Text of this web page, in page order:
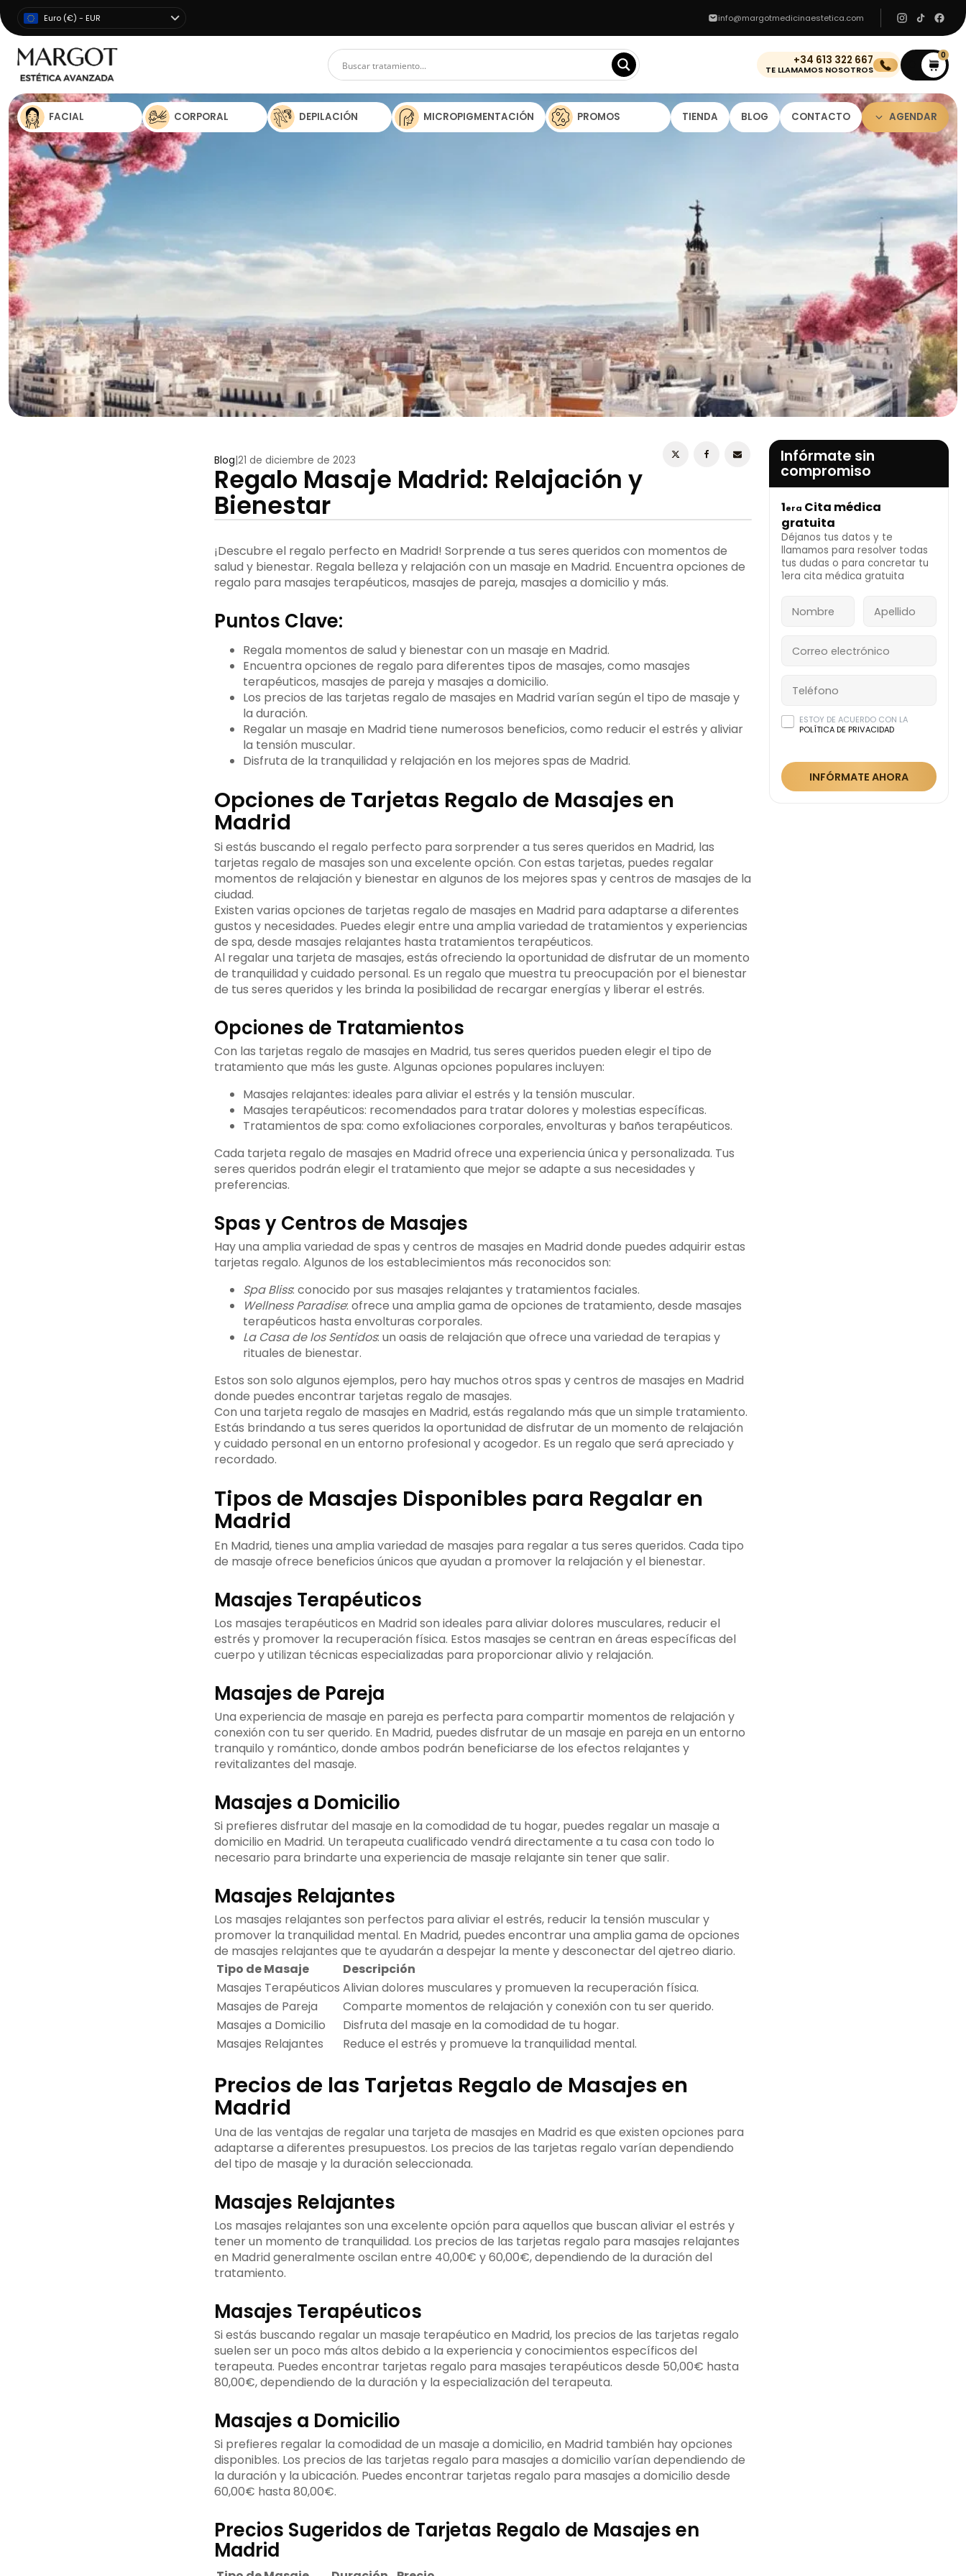
Euro (€) - EUR info@margotmedicinaestetica.com
+34 613 322 667
TE LLAMAMOS NOSOTROS
0
FACIAL CORPORAL DEPILACIÓN MICROPIGMENTACIÓN PROMOS TIENDA BLOG CONTACTO AGENDAR
ESTOY DE ACUERDO CON LAPOLÍTICA DE
PRIVACIDAD
INFÓRMATE AHORA
Blog 21 de diciembre de 2023
Regalo Masaje Madrid: Relajación y
Bienestar
¡Descubre el regalo perfecto en Madrid! Sorprende a tus seres queridos con momentos de
salud y bienestar. Regala belleza y relajación con un masaje en Madrid. Encuentra opciones de
regalo para masajes terapéuticos, masajes de pareja, masajes a domicilio y más.
Puntos Clave:
Regala momentos de salud y bienestar con un masaje en Madrid.
Encuentra opciones de regalo para diferentes tipos de masajes, como masajes
terapéuticos, masajes de pareja y masajes a domicilio.
Los precios de las tarjetas regalo de masajes en Madrid varían según el tipo de masaje y
la duración.
Regalar un masaje en Madrid tiene numerosos beneficios, como reducir el estrés y aliviar
la tensión muscular.
Disfruta de la tranquilidad y relajación en los mejores spas de Madrid.
Opciones de Tarjetas Regalo de Masajes en
Madrid
Si estás buscando el regalo perfecto para sorprender a tus seres queridos en Madrid, las
tarjetas regalo de masajes son una excelente opción. Con estas tarjetas, puedes regalar
momentos de relajación y bienestar en algunos de los mejores spas y centros de masajes de la
ciudad.
Existen varias opciones de tarjetas regalo de masajes en Madrid para adaptarse a diferentes
gustos y necesidades. Puedes elegir entre una amplia variedad de tratamientos y experiencias
de spa, desde masajes relajantes hasta tratamientos terapéuticos.
Al regalar una tarjeta de masajes, estás ofreciendo la oportunidad de disfrutar de un momento
de tranquilidad y cuidado personal. Es un regalo que muestra tu preocupación por el bienestar
de tus seres queridos y les brinda la posibilidad de recargar energías y liberar el estrés.
Opciones de Tratamientos
Con las tarjetas regalo de masajes en Madrid, tus seres queridos pueden elegir el tipo de
tratamiento que más les guste. Algunas opciones populares incluyen:
Masajes relajantes: ideales para aliviar el estrés y la tensión muscular.
Masajes terapéuticos: recomendados para tratar dolores y molestias específicas.
Tratamientos de spa: como exfoliaciones corporales, envolturas y baños terapéuticos.
Cada tarjeta regalo de masajes en Madrid ofrece una experiencia única y personalizada. Tus
seres queridos podrán elegir el tratamiento que mejor se adapte a sus necesidades y
preferencias.
Spas y Centros de Masajes
Hay una amplia variedad de spas y centros de masajes en Madrid donde puedes adquirir estas
tarjetas regalo. Algunos de los establecimientos más reconocidos son:
Spa Bliss: conocido por sus masajes relajantes y tratamientos faciales.
Wellness Paradise: ofrece una amplia gama de opciones de tratamiento, desde masajes
terapéuticos hasta envolturas corporales.
La Casa de los Sentidos: un oasis de relajación que ofrece una variedad de terapias y
rituales de bienestar.
Estos son solo algunos ejemplos, pero hay muchos otros spas y centros de masajes en Madrid
donde puedes encontrar tarjetas regalo de masajes.
Con una tarjeta regalo de masajes en Madrid, estás regalando más que un simple tratamiento.
Estás brindando a tus seres queridos la oportunidad de disfrutar de un momento de relajación
y cuidado personal en un entorno profesional y acogedor. Es un regalo que será apreciado y
recordado.
Tipos de Masajes Disponibles para Regalar en
Madrid
En Madrid, tienes una amplia variedad de masajes para regalar a tus seres queridos. Cada tipo
de masaje ofrece beneficios únicos que ayudan a promover la relajación y el bienestar.
Masajes Terapéuticos
Los masajes terapéuticos en Madrid son ideales para aliviar dolores musculares, reducir el
estrés y promover la recuperación física. Estos masajes se centran en áreas específicas del
cuerpo y utilizan técnicas especializadas para proporcionar alivio y relajación.
Masajes de Pareja
Una experiencia de masaje en pareja es perfecta para compartir momentos de relajación y
conexión con tu ser querido. En Madrid, puedes disfrutar de un masaje en pareja en un entorno
tranquilo y romántico, donde ambos podrán beneficiarse de los efectos relajantes y
revitalizantes del masaje.
Masajes a Domicilio
Si prefieres disfrutar del masaje en la comodidad de tu hogar, puedes regalar un masaje a
domicilio en Madrid. Un terapeuta cualificado vendrá directamente a tu casa con todo lo
necesario para brindarte una experiencia de masaje relajante sin tener que salir.
Masajes Relajantes
Los masajes relajantes son perfectos para aliviar el estrés, reducir la tensión muscular y
promover la tranquilidad mental. En Madrid, puedes encontrar una amplia gama de opciones
de masajes relajantes que te ayudarán a despejar la mente y desconectar del ajetreo diario.
Tipo de Masaje
Descripción
Masajes Terapéuticos Alivian dolores musculares y promueven la recuperación física.
Masajes de Pareja
Comparte momentos de relajación y conexión con tu ser querido.
Masajes a Domicilio
Disfruta del masaje en la comodidad de tu hogar.
Masajes Relajantes
Reduce el estrés y promueve la tranquilidad mental.
Precios de las Tarjetas Regalo de Masajes en
Madrid
Una de las ventajas de regalar una tarjeta de masajes en Madrid es que existen opciones para
adaptarse a diferentes presupuestos. Los precios de las tarjetas regalo varían dependiendo
del tipo de masaje y la duración seleccionada.
Masajes Relajantes
Los masajes relajantes son una excelente opción para aquellos que buscan aliviar el estrés y
tener un momento de tranquilidad. Los precios de las tarjetas regalo para masajes relajantes
en Madrid generalmente oscilan entre 40,00€ y 60,00€, dependiendo de la duración del
tratamiento.
Masajes Terapéuticos
Si estás buscando regalar un masaje terapéutico en Madrid, los precios de las tarjetas regalo
suelen ser un poco más altos debido a la experiencia y conocimientos específicos del
terapeuta. Puedes encontrar tarjetas regalo para masajes terapéuticos desde 50,00€ hasta
80,00€, dependiendo de la duración y la especialización del terapeuta.
Masajes a Domicilio
Si prefieres regalar la comodidad de un masaje a domicilio, en Madrid también hay opciones
disponibles. Los precios de las tarjetas regalo para masajes a domicilio varían dependiendo de
la duración y la ubicación. Puedes encontrar tarjetas regalo para masajes a domicilio desde
60,00€ hasta 80,00€.
Precios Sugeridos de Tarjetas Regalo de Masajes en
Madrid
Infórmate sin
compromiso
1era Cita médica
gratuita
Déjanos tus datos y te
llamamos para resolver todas
tus dudas o para concretar tu
1era cita médica gratuita
ESTOY DE ACUERDO CON LA
POLÍTICA DE PRIVACIDAD
INFÓRMATE AHORA